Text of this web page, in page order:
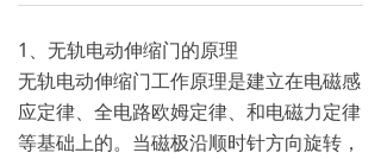
1、无轨电动伸缩门的原理
无轨电动伸缩门工作原理是建立在电磁感
应定律、全电路欧姆定律、和电磁力定律
等基础上的。当磁极沿顺时针方向旋转，